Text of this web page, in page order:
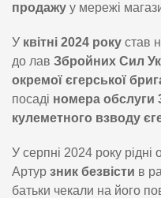
продажу у мережі
У квітні 2024 року став
до лав Збройних Сил
окремої єгерської
посаді номера обслуги
кулеметного взводу
У серпні 2024 року
Артур зник безвісти в
батьки чекали на його